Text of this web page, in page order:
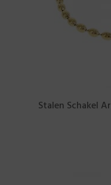
Stalen Schakel